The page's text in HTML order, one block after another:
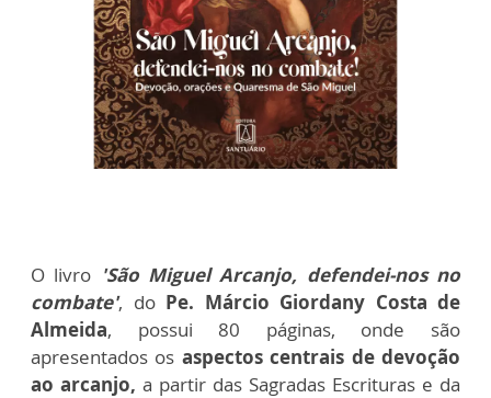
O livro 'São Miguel Arcanjo, defendei-nos no
combate', do Pe. Márcio Giordany Costa de
Almeida, possui 80 páginas, onde são
apresentados os aspectos centrais de devoção
ao arcanjo, a partir das Sagradas Escrituras e da